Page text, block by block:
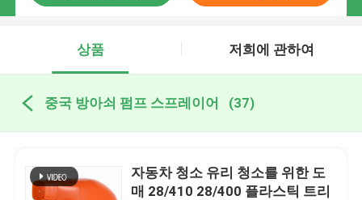
상품 저희에 관하여
중국 방아쇠 펌프 스프레이어 (37)
자동차 청소 유리 청소를 위한 도
매 28/410 28/400 플라스틱 트리